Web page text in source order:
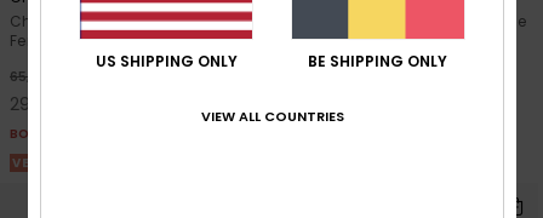
Chaussures à plateforme Beige
Femme
65,00 €
29,25 €
BONS PLANS
VENTE FLASH 25% EXTRA
Chaussures en cuir Noir Femme
110,00 € 55%
BONS PLANS
US SHIPPING ONLY BE SHIPPING ONLY
VIEW ALL COUNTRIES